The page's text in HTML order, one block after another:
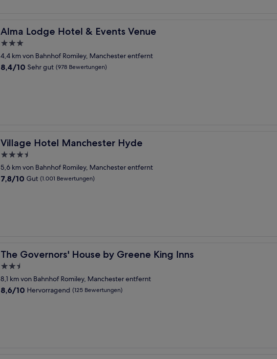
Alma Lodge Hotel & Events Venue
Alma Lodge Hotel & Events Venue
3.0-
Sterne-
Unterkunft
4,4 km von Bahnhof Romiley, Manchester entfernt
8.4
8,4/10 Sehr gut (978 Bewertungen)
Village Hotel Manchester Hyde
Village Hotel Manchester Hyde
3.5-
Sterne-
Unterkunft
5,6 km von Bahnhof Romiley, Manchester entfernt
7.8
7,8/10 Gut (1.001 Bewertungen)
The Governors' House by Greene King Inns
The Governors' House by Greene King Inns
2.5-
Sterne-
Unterkunft
8,1 km von Bahnhof Romiley, Manchester entfernt
8.6
8,6/10 Hervorragend (125 Bewertungen)